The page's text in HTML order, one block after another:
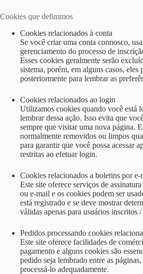
Cookies que definimos
Cookies relacionados à conta
Se você criar uma conta connosco,
gerenciamento do processo de
Esses cookies geralmente serão
sistema, porém, em alguns casos, eles
posteriormente para lembrar as
Cookies relacionados ao login
Utilizamos cookies quando você está
lembrar dessa ação. Isso evita que
sempre que visitar uma nova página.
normalmente removidos ou limpos
para garantir que você possa acessar
restritas ao efetuar login.
Cookies relacionados a boletins por e-
Este site oferece serviços de
ou e-mail e os cookies podem ser
está registrado e se deve mostrar
válidas apenas para usuários inscritos
Pedidos processando cookies
Este site oferece facilidades de
pagamento e alguns cookies são
pedido seja lembrado entre as
processá-lo adequadamente.